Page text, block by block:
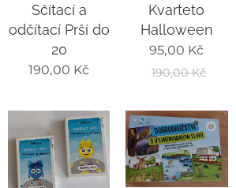
Sčítací a
odčítací Prší do
20
190,00 Kč
Kvarteto
Halloween
95,00 Kč
190,00Kč